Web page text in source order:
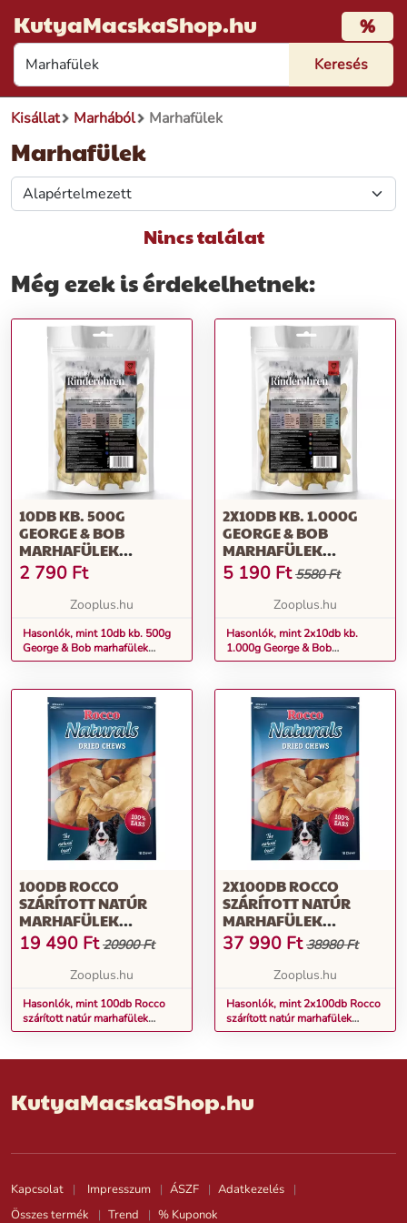
KutyaMacskaShop.hu %
Kisállat Marhából Marhafülek
Marhafülek
Nincs találat
Még ezek is érdekelhetnek:
10DB KB. 500G
GEORGE & BOB
MARHAFÜLEK
KUTYASNACK
2 790 Ft
Zooplus.hu
Hasonlók, mint 10db kb. 500g
George & Bob marhafülek
kutyasnack
2X10DB KB. 1.000G
GEORGE & BOB
MARHAFÜLEK
KUTYASNACK
5 190 Ft 5580 Ft
Zooplus.hu
Hasonlók, mint 2x10db kb.
1.000g George & Bob
marhafülek kutyasnack
100DB ROCCO
SZÁRÍTOTT NATÚR
MARHAFÜLEK
KUTYASNACK
19 490 Ft 20900 Ft
Zooplus.hu
Hasonlók, mint 100db Rocco
szárított natúr marhafülek
kutyasnack
2X100DB ROCCO
SZÁRÍTOTT NATÚR
MARHAFÜLEK
KUTYASNACK
37 990 Ft 38980 Ft
Zooplus.hu
Hasonlók, mint 2x100db Rocco
szárított natúr marhafülek
kutyasnack
KutyaMacskaShop.hu
Kapcsolat Impresszum ÁSZF
Adatkezelés
Összes termék
Trend % Kuponok